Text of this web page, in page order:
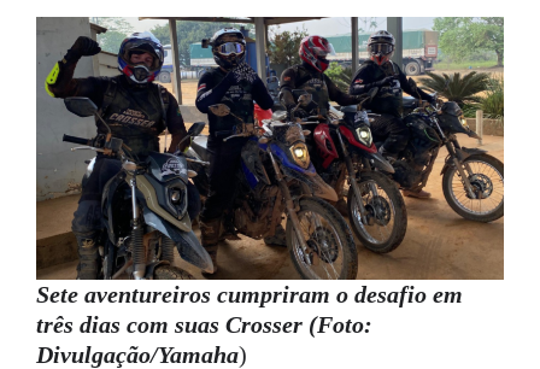
Sete aventureiros cumpriram o desafio em
três dias com suas Crosser (Foto:
Divulgação/Yamaha)